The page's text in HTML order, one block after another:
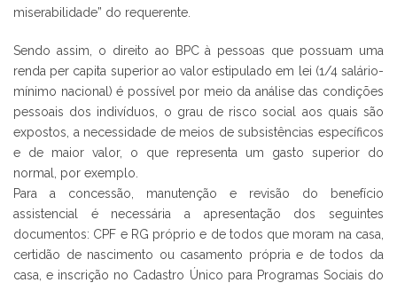
miserabilidade” do requerente.
Sendo assim, o direito ao BPC à pessoas que possuam uma
renda per capita superior ao valor estipulado em lei (1/4 salário-
mínimo nacional) é possível por meio da análise das condições
pessoais dos indivíduos, o grau de risco social aos quais são
expostos, a necessidade de meios de subsistências específicos
e de maior valor, o que representa um gasto superior do
normal, por exemplo.
Para a concessão, manutenção e revisão do benefício
assistencial é necessária a apresentação dos seguintes
documentos: CPF e RG próprio e de todos que moram na casa,
certidão de nascimento ou casamento própria e de todos da
casa, e inscrição no Cadastro Único para Programas Sociais do